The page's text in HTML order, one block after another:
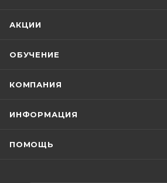
АКЦИИ
ОБУЧЕНИЕ
КОМПАНИЯ
ИНФОРМАЦИЯ
ПОМОЩЬ